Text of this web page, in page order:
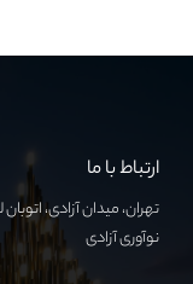
ارتباط با ما
نوآوری آزادی